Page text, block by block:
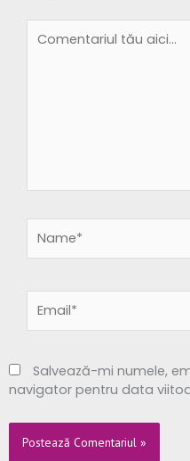
tău
Salvează-mi numele,
navigator pentru data